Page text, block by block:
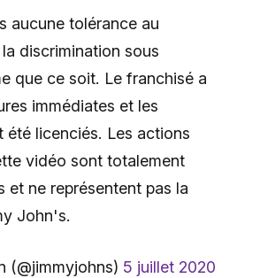
aucune tolérance au
discrimination sous
que ce soit. Le franchisé a
immédiates et les
été licenciés. Les actions
vidéo sont totalement
et ne représentent pas la
John's.
(@jimmyjohns) 5 juillet 2020